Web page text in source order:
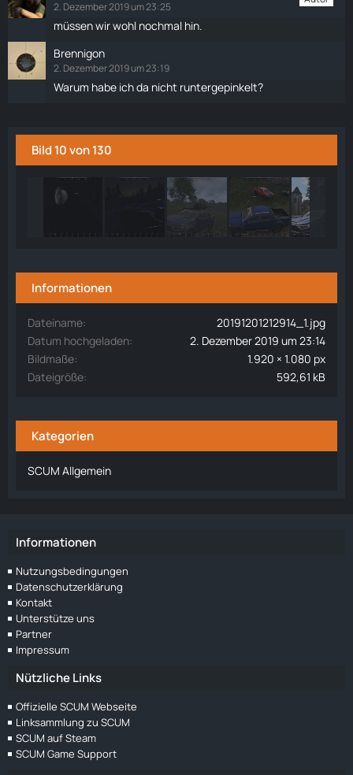
2. Dezember 2019 um 23:25
müssen wir wohl nochmal hin.
Brennigon
2. Dezember 2019 um 23:19
Warum habe ich da nicht runtergepinkelt?
Bild 10 von 130
Informationen
Dateiname
20191201212914_1.jpg
Datum hochgeladen
2. Dezember 2019 um 23:14
Bildmaße
1.920 × 1.080 px
Dateigröße
592,61 kB
Kategorien
SCUM Allgemein
Informationen
Nutzungsbedingungen
Datenschutzerklärung
Kontakt
Unterstütze uns
Partner
Impressum
Nützliche Links
Offizielle SCUM Webseite
Linksammlung zu SCUM
SCUM auf Steam
SCUM Game Support